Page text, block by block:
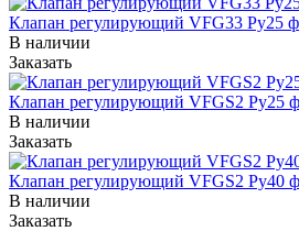
Клапан регулирующий VFG33 Ру25
В наличии
Заказать
Клапан регулирующий VFGS2 Ру25
В наличии
Заказать
Клапан регулирующий VFGS2 Ру40
В наличии
Заказать